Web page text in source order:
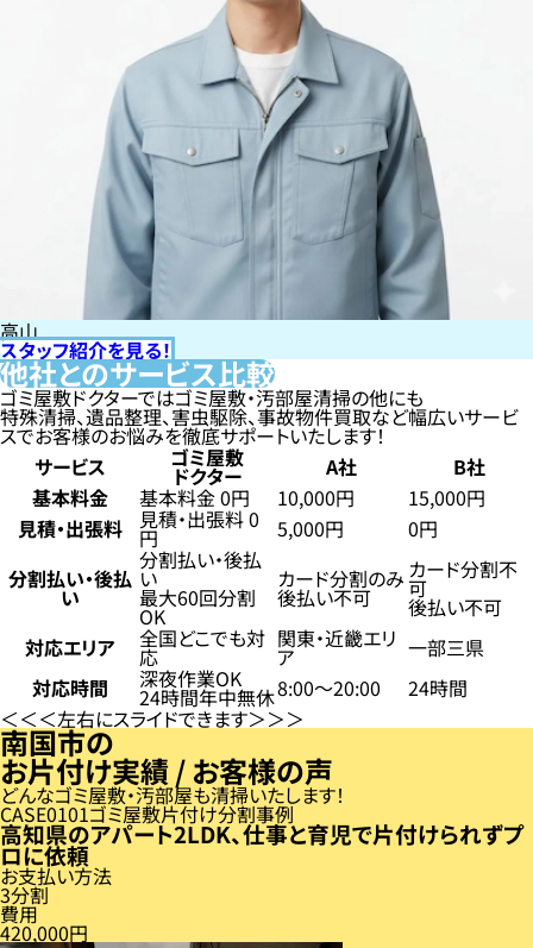
高山
スタッフ紹介を見る！
他社とのサービス比較
ゴミ屋敷ドクターではゴミ屋敷・汚部屋清掃の他にも
特殊清掃、遺品整理、害虫駆除、事故物件買取など幅広いサービ
スでお客様のお悩みを徹底サポートいたします！
サービス
ゴミ屋敷
ドクター A社
B社
基本料金
基本料金 0円 10,000円
15,000円
見積・出張料
見積・出張料 0
円 5,000円
0円
分割払い・後払
い
分割払い・後払
い
最大60回分割
OK
カード分割のみ
後払い不可
カード分割不
可
後払い不可
対応エリア
全国どこでも対
応
関東・近畿エリ
ア
一部三県
対応時間
深夜作業OK
24時間年中無休8:00〜20:00
24時間
左右にスライドできます
南国市の
お片付け実績 / お客様の声
どんなゴミ屋敷・汚部屋も清掃いたします！
CASE 01ゴミ屋敷片付け分割事例
高知県のアパート2LDK、仕事と育児で片付けられずプ
ロに依頼
お支払い方法
3分割
費用
420,000円